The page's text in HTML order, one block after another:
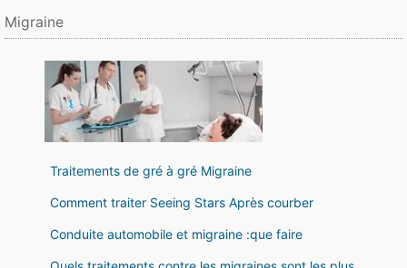
Migraine
Traitements de gré à gré Migraine
Comment traiter Seeing Stars Après courber
Conduite automobile et migraine :que faire